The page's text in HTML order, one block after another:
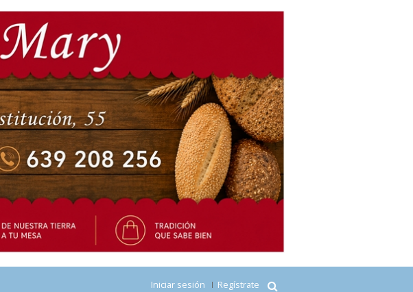
Iniciar sesión Regístrate